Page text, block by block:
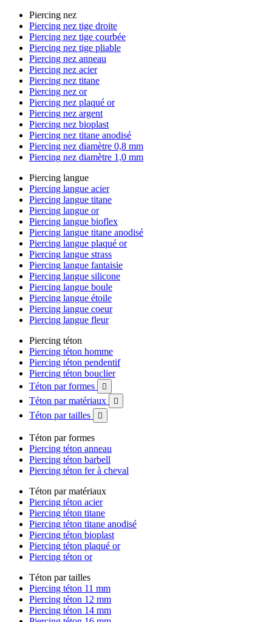
Piercing nez
Piercing nez tige droite
Piercing nez tige courbée
Piercing nez tige pliable
Piercing nez anneau
Piercing nez acier
Piercing nez titane
Piercing nez or
Piercing nez plaqué or
Piercing nez argent
Piercing nez bioplast
Piercing nez titane anodisé
Piercing nez diamètre 0,8 mm
Piercing nez diamètre 1,0 mm
Piercing langue
Piercing langue acier
Piercing langue titane
Piercing langue or
Piercing langue bioflex
Piercing langue titane anodisé
Piercing langue plaqué or
Piercing langue strass
Piercing langue fantaisie
Piercing langue silicone
Piercing langue boule
Piercing langue étoile
Piercing langue coeur
Piercing langue fleur
Piercing téton
Piercing téton homme
Piercing téton pendentif
Piercing téton bouclier
Téton par formes

Téton par matériaux 
Téton par tailles 
Téton par formes
Piercing téton anneau
Piercing téton barbell
Piercing téton fer à cheval
Téton par matériaux
Piercing téton acier
Piercing téton titane
Piercing téton titane anodisé
Piercing téton bioplast
Piercing téton plaqué or
Piercing téton or
Téton par tailles
Piercing téton 11 mm
Piercing téton 12 mm
Piercing téton 14 mm